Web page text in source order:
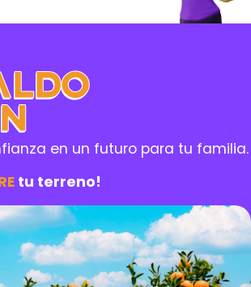
en un futuro para tu familia.
tu terreno!